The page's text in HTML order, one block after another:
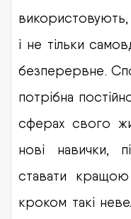
і не тільки
безперервне.
потрібна
сферах свого
нові навички,
ставати
кроком такі